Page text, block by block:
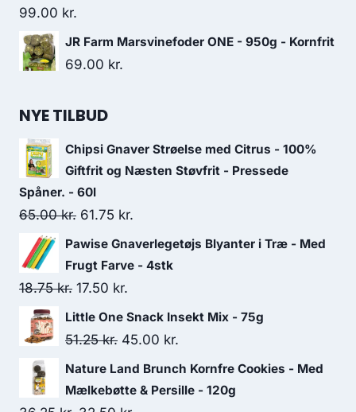
99.00 kr.
JR Farm Marsvinefoder ONE - 950g - Kornfrit
69.00 kr.
NYE TILBUD
Chipsi Gnaver Strøelse med Citrus - 100%
Giftfrit og Næsten Støvfrit - Pressede
Spåner. - 60l
65.00kr. Den
oprindelige
pris
var:
65.00 kr..
61.75 kr.
aktuelle
pris
61.75 kr..
Pawise Gnaverlegetøjs Blyanter i Træ - Med
Frugt Farve - 4stk
18.75kr. Den
oprindelige
pris
18.75 kr..
17.50 kr.
aktuelle
pris
17.50 kr..
Little One Snack Insekt Mix - 75g
51.25kr. Den
oprindelige
pris
45.00 kr.
aktuelle
pris
Nature Land Brunch Kornfre Cookies - Med
Mælkebøtte & Persille - 120g